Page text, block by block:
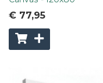
€ 77,95